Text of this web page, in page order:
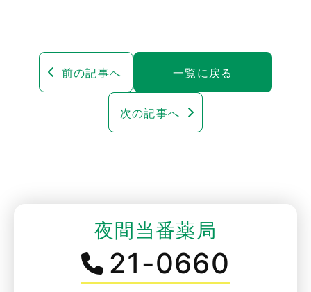
前の記事へ 一覧に戻る
次の記事へ
夜間当番薬局
21-0660